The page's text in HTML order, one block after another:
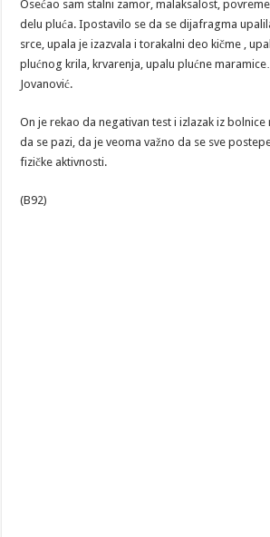
Osećao sam stalni zamor, malaksalost,
delu pluća. Ipostavilo se da se dijafragma
srce, upala je izazvala i torakalni deo kičme ,
plućnog krila, krvarenja, upalu plućne
Jovanović.
On je rekao da negativan test i izlazak iz bolnice
da se pazi, da je veoma važno da se sve
fizičke aktivnosti.
(B92)